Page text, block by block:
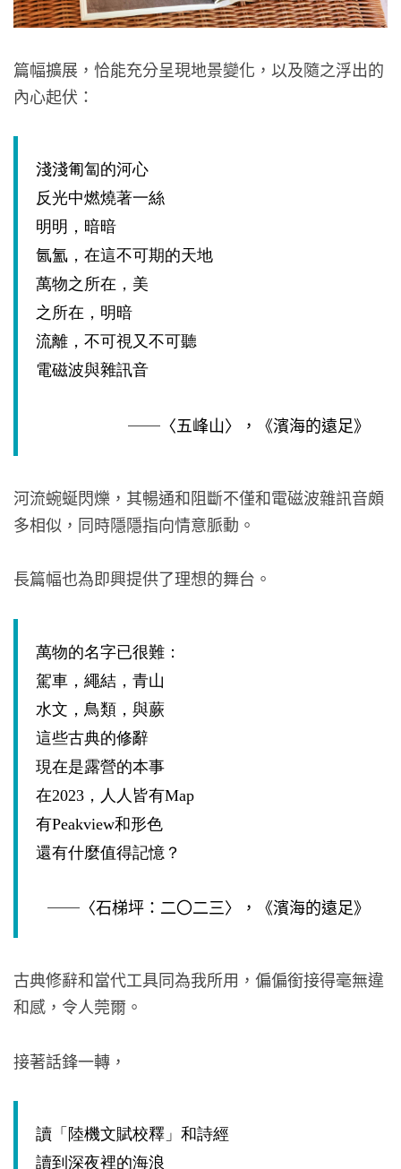
篇幅擴展，恰能充分呈現地景變化，以及隨之浮出的
內心起伏：
淺淺匍匐的河心
反光中燃燒著一絲
明明，暗暗
氤氳，在這不可期的天地
萬物之所在，美
之所在，明暗
流離，不可視又不可聽
電磁波與雜訊音
──〈五峰山〉，《濱海的遠足》
河流蜿蜒閃爍，其暢通和阻斷不僅和電磁波雜訊音頗
多相似，同時隱隱指向情意脈動。
長篇幅也為即興提供了理想的舞台。
萬物的名字已很難：
駕車，繩結，青山
水文，鳥類，與蕨
這些古典的修辭
現在是露營的本事
在2023 ，人人皆有Map
有Peakview和形色
還有什麼值得記憶？
──〈石梯坪：二〇二三〉，《濱海的遠足》
古典修辭和當代工具同為我所用，偏偏銜接得毫無違
和感，令人莞爾。
接著話鋒一轉，
讀 「 陸機文賦校釋」和詩經
讀到深夜裡的海浪